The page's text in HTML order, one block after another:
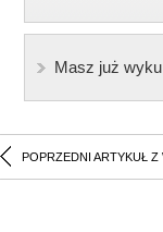
Masz już
POPRZEDNI ARTYKUŁ Z